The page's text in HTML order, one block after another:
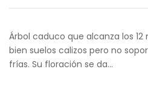
Árbol caduco que alcanza los
bien suelos calizos pero no
frías. Su floración se da…